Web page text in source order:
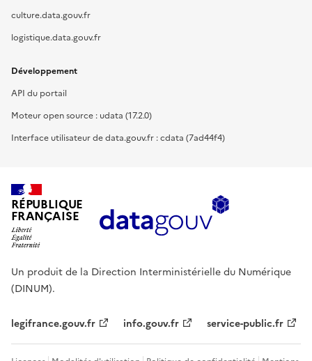
culture.data.gouv.fr
logistique.data.gouv.fr
Développement
API du portail
Moteur open source : udata (17.2.0)
Interface utilisateur de data.gouv.fr : cdata (7ad44f4)
RÉPUBLIQUE
FRANÇAISE
Un produit de la Direction Interministérielle du Numérique
(DINUM).
legifrance.gouv.fr info.gouv.fr service-public.fr